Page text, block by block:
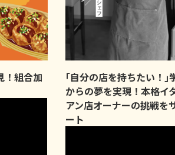
！組合加
｢自分の店を持ちたい！｣
からの夢を実現！本格イ
アン店オーナーの挑戦を
ート